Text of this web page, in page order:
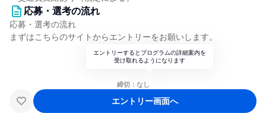
応募・選考の流れ
応募・選考の流れ
まずはこちらのサイトからエントリーをお願いします。
エントリーするとプログラムの詳細案内を
受け取れるようになります
締切：なし
エントリー画面へ